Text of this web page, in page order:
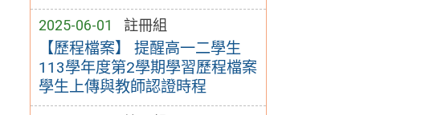
2025-06-01 註冊組
【歷程檔案】 提醒高一二學生
113學年度第2學期學習歷程檔案
學生上傳與教師認證時程